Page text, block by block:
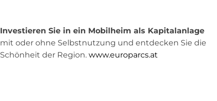
Investieren Sie in ein Mobilheim als Kapitalanlage
mit oder ohne Selbstnutzung und entdecken Sie die
Schönheit der Region. www.europarcs.at